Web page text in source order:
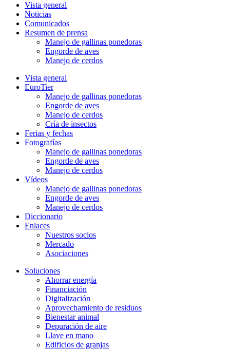
Vista general
Noticias
Comunicados
Resumen de prensa
Manejo de gallinas ponedoras
Engorde de aves
Manejo de cerdos
Vista general
EuroTier
Manejo de gallinas ponedoras
Engorde de aves
Manejo de cerdos
Cría de insectos
Ferias y fechas
Fotografías
Manejo de gallinas ponedoras
Engorde de aves
Manejo de cerdos
Vídeos
Manejo de gallinas ponedoras
Engorde de aves
Manejo de cerdos
Diccionario
Enlaces
Nuestros socios
Mercado
Asociaciones
Soluciones
Ahorrar energía
Financiación
Digitalización
Aprovechamiento de residuos
Bienestar animal
Depuración de aire
Llave en mano
Edificios de granjas